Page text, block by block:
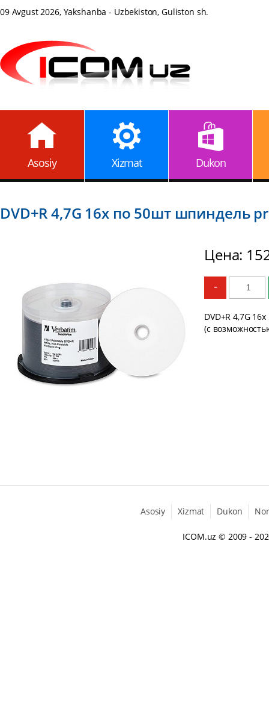
09 Avgust 2026, Yakshanba - Uzbekiston, Guliston sh.
Asosiy Xizmat Dukon
DVD+R 4,7G 16x по 50шт шпиндель
Цена:
-
DVD+R 4,7G
(с
Asosiy Xizmat Dukon
ICOM.uz © 2009 -